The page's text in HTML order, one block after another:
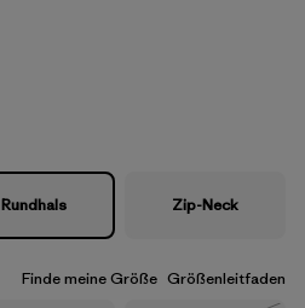
Rundhals Zip-Neck
Finde meine Größe Größenleitfaden